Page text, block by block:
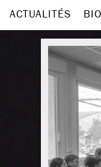
ACTUALITÉS